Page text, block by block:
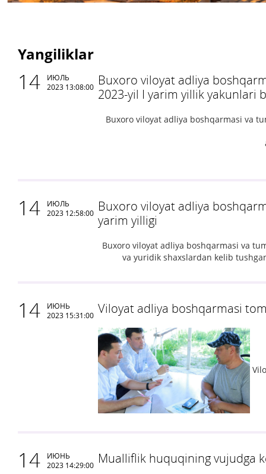
Yangiliklar
14
ИЮЛЬ
2023 13:08:00 Buxoro viloyat adliya
2023-yil I yarim yillik yakunlari
Buxoro viloyat adliya boshqarmasi va
14
ИЮЛЬ
2023 12:58:00 Buxoro viloyat adliya
yarim yilligi
Buxoro viloyat adliya boshqarmasi va
va yuridik shaxslardan kelib
14
ИЮНЬ
2023 15:31:00 Viloyat adliya boshqarmasi
14
ИЮНЬ
2023 14:29:00 Mualliflik huquqining vujudga